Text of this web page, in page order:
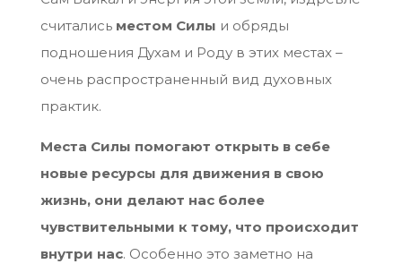
считались местом Силы и обряды
подношения Духам и Роду в этих местах –
очень распространенный вид духовных
практик.
Места Силы помогают открыть в себе
новые ресурсы для движения в свою
жизнь, они делают нас более
чувствительными к тому, что происходит
внутри нас. Особенно это заметно на